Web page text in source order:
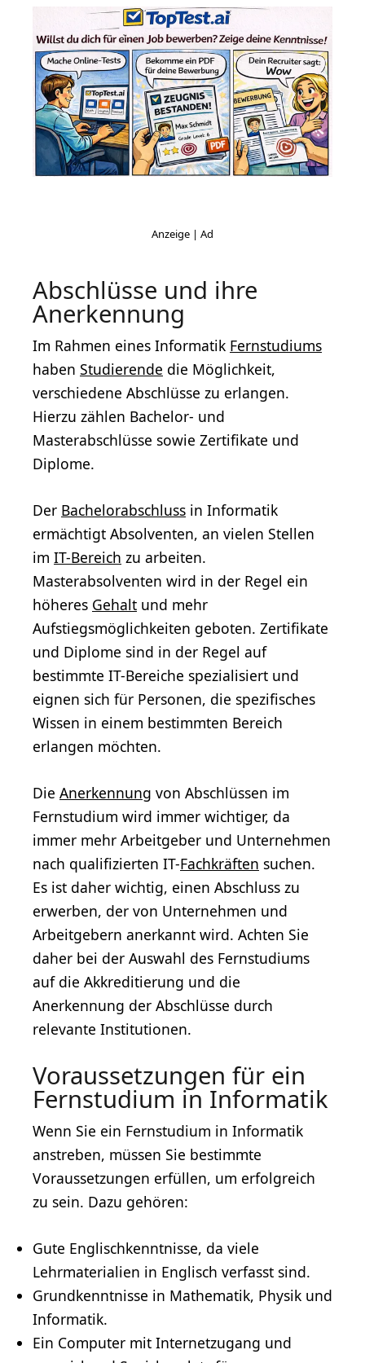
Abschlüsse und ihre
Anerkennung
Im Rahmen eines Informatik Fernstudiums
haben Studierende die Möglichkeit,
verschiedene Abschlüsse zu erlangen.
Hierzu zählen Bachelor- und
Masterabschlüsse sowie Zertifikate und
Diplome.
Der Bachelorabschluss in Informatik
ermächtigt Absolventen, an vielen Stellen
im IT-Bereich zu arbeiten.
Masterabsolventen wird in der Regel ein
höheres Gehalt und mehr
Aufstiegsmöglichkeiten geboten. Zertifikate
und Diplome sind in der Regel auf
bestimmte IT-Bereiche spezialisiert und
eignen sich für Personen, die spezifisches
Wissen in einem bestimmten Bereich
erlangen möchten.
Die Anerkennung von Abschlüssen im
Fernstudium wird immer wichtiger, da
immer mehr Arbeitgeber und Unternehmen
nach qualifizierten IT-Fachkräften suchen.
Es ist daher wichtig, einen Abschluss zu
erwerben, der von Unternehmen und
Arbeitgebern anerkannt wird. Achten Sie
daher bei der Auswahl des Fernstudiums
auf die Akkreditierung und die
Anerkennung der Abschlüsse durch
relevante Institutionen.
Voraussetzungen für ein
Fernstudium in Informatik
Wenn Sie ein Fernstudium in Informatik
anstreben, müssen Sie bestimmte
Voraussetzungen erfüllen, um erfolgreich
zu sein. Dazu gehören:
Gute Englischkenntnisse, da viele
Lehrmaterialien in Englisch verfasst sind.
Grundkenntnisse in Mathematik, Physik und
Informatik.
Ein Computer mit Internetzugang und